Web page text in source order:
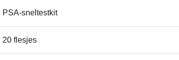
PSA-sneltestkit
20 flesjes